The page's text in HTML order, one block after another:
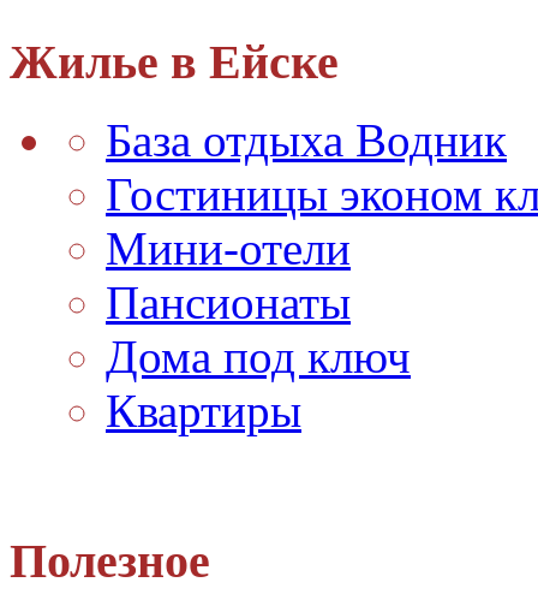
Жилье в Ейске
База отдыха Водник
Гостиницы эконом
Мини-отели
Пансионаты
Дома под ключ
Квартиры
Полезное